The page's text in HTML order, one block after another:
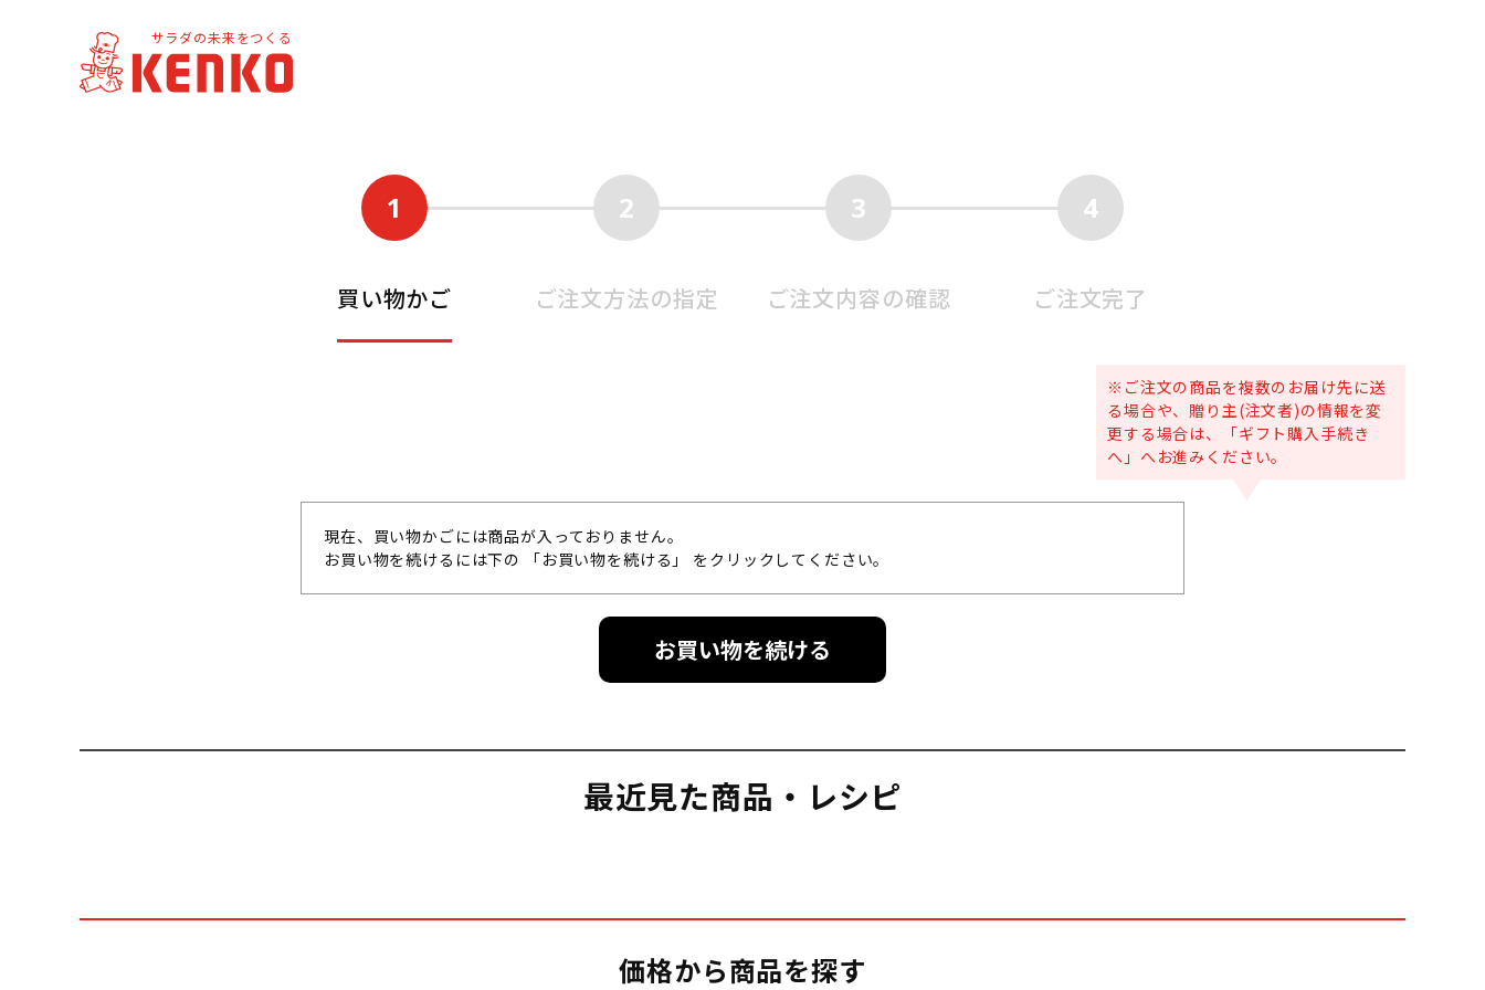
サラダの未来をつくる
1
買い物かご
2
ご注文方法の指定
3
ご注文内容の確認
4
ご注文完了
※ご注文の商品を複数のお届け先に送
る場合や、贈り主(注文者)の情報を変
更する場合は、「ギフト購入手続き
へ」へお進みください。
現在、買い物かごには商品が入っておりません。
お買い物を続けるには下の 「お買い物を続ける」 をクリックしてください。
最近見た商品・レシピ
価格から商品を探す